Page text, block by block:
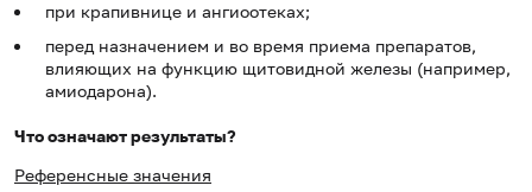
при крапивнице и ангиоотеках;
перед назначением и во время приема препаратов,
влияющих на функцию щитовидной железы (например,
амиодарона).
Что означают результаты?
Референсные значения